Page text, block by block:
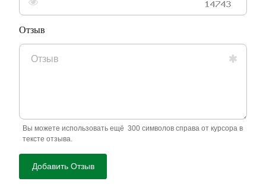
Отзыв
Вы можете использовать ещё 300 символов справа от курсора в
тексте отзыва.
Добавить Отзыв